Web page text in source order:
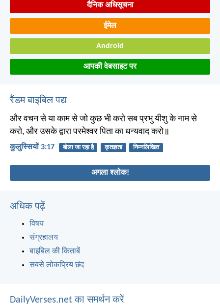
दैनिक अधिसूचना
ईमेल
Android
आपकी वेबसाइट पर
रैंडम बाइबिल पद्य
और वचन से या काम से जो कुछ भी करो सब प्रभु यीशु के नाम से
करो, और उसके द्वारा परमेश्वर पिता का धन्यवाद करो॥
कुलुस्सियों 3:17 बोला जा रहा है कृतज्ञता निम्नलिखित
अगला श्लोक!
अधिक पढ़ें
विषय
संग्रहालय
बाइबिल की किताबें
सबसे लोकप्रिय छंद
DailyVerses.net का समर्थन करें